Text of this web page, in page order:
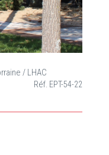
/ LHAC
Réf. EPT-54-22